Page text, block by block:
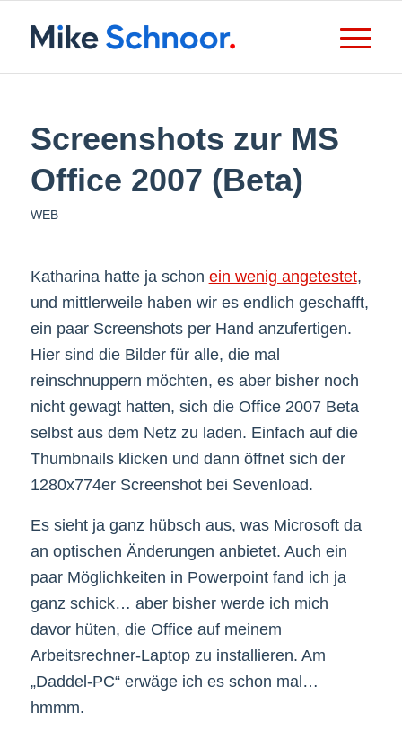
Screenshots zur MS
Office 2007 (Beta)
WEB
Katharina hatte ja schon ein wenig angetestet,
und mittlerweile haben wir es endlich geschafft,
ein paar Screenshots per Hand anzufertigen.
Hier sind die Bilder für alle, die mal
reinschnuppern möchten, es aber bisher noch
nicht gewagt hatten, sich die Office 2007 Beta
selbst aus dem Netz zu laden. Einfach auf die
Thumbnails klicken und dann öffnet sich der
1280x774er Screenshot bei Sevenload.
Es sieht ja ganz hübsch aus, was Microsoft da
an optischen Änderungen anbietet. Auch ein
paar Möglichkeiten in Powerpoint fand ich ja
ganz schick… aber bisher werde ich mich
davor hüten, die Office auf meinem
Arbeitsrechner-Laptop zu installieren. Am
„Daddel-PC“ erwäge ich es schon mal…
hmmm.